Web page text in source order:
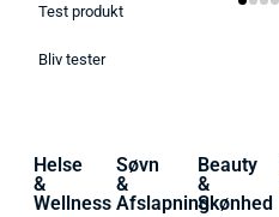
Test produkt
Bliv tester
Helse
&
Wellness
Søvn
&
Afslapning
Beauty
&
Skønhed